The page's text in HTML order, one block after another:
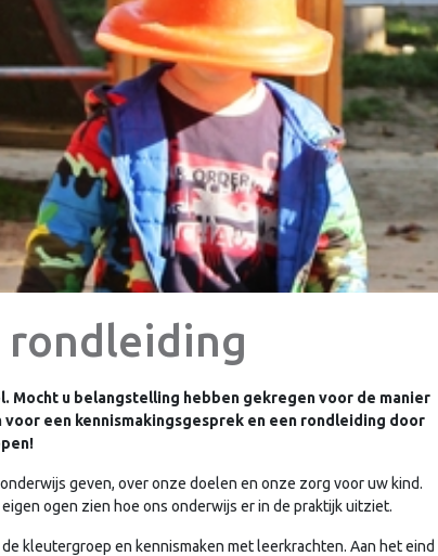
rondleiding
Mocht u belangstelling hebben gekregen voor de manier
een kennismakingsgesprek en een rondleiding door
geven, over onze doelen en onze zorg voor uw kind.
ogen zien hoe ons onderwijs er in de praktijk uitziet.
kleutergroep en kennismaken met leerkrachten. Aan het eind